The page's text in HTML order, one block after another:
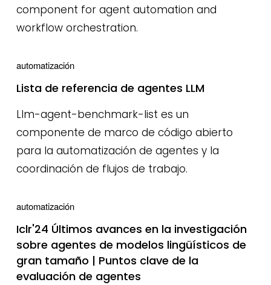
component for agent automation and
workflow orchestration.
automatización
Lista de referencia de agentes LLM
Llm-agent-benchmark-list es un
componente de marco de código abierto
para la automatización de agentes y la
coordinación de flujos de trabajo.
automatización
Iclr'24 Últimos avances en la investigación
sobre agentes de modelos lingüísticos de
gran tamaño | Puntos clave de la
evaluación de agentes